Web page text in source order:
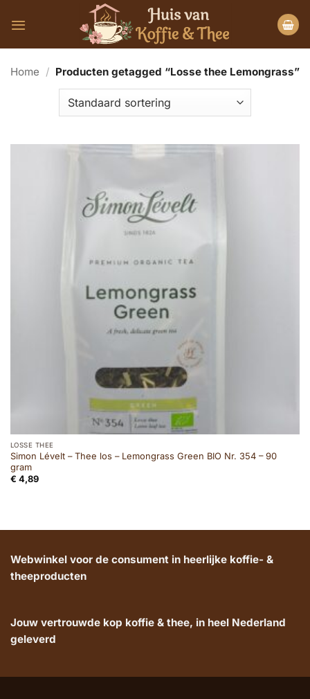
naar
Home / Producten getagged “Losse thee Lemongrass”
LOSSE THEE
Simon Lévelt – Thee los – Lemongrass Green BIO Nr. 354 – 90
gram
€ 4,89
Webwinkel voor de consument in heerlijke koffie- &
theeproducten
Jouw vertrouwde kop koffie & thee, in heel Nederland
geleverd